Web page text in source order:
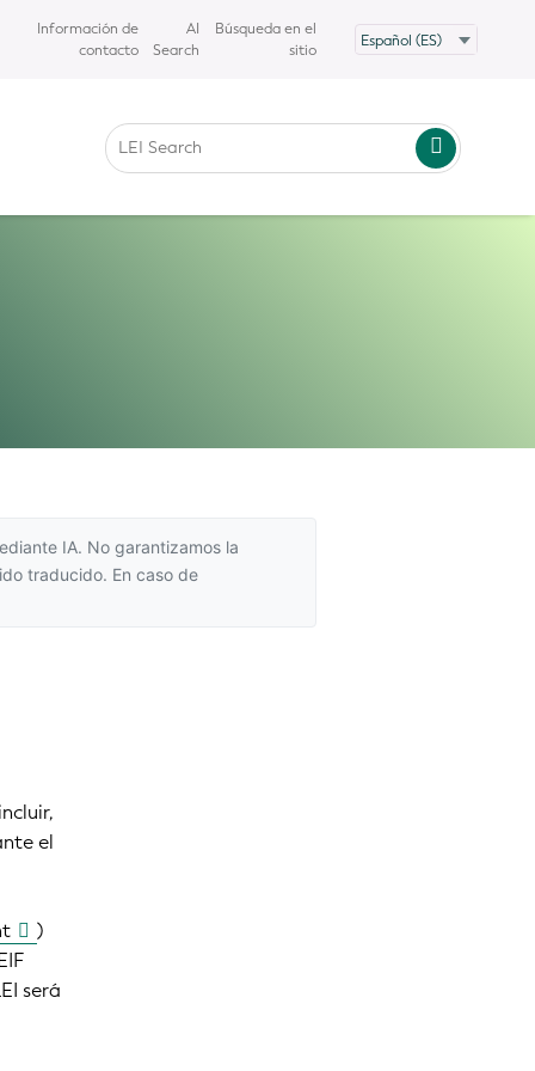
Información de
contacto
AI
Search
Búsqueda en el
sitio
IA. No garantizamos la
traducido. En caso de
el
)
será